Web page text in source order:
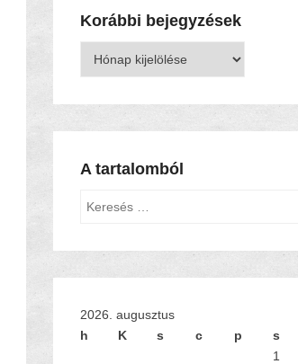
Korábbi bejegyzések
bejegyzések
A tartalomból
Keresés
2026. augusztus
h
K s c p s
1